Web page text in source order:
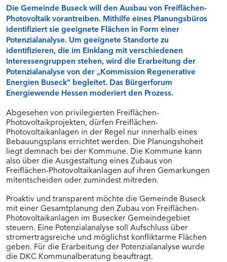
Online-Seminar
BÜRGERFOREN IN NORDHESSEN (RP KASSEL)
Alheim
Bad Zwesten
Dankerode
Eiterfeld
Grebenstein
Kalbach
Ottrau
Schrecksbach
Willingshausen
BÜRGERFOREN IN MITTELHESSEN (RP
GIESSEN)
Dornburg
Fernwald/Buseck/Gießen
Visualisierung
Langgöns
Marburg
Die Gemeinde Buseck will den Ausbau von Freiflächen-
Photovoltaik vorantreiben. Mithilfe eines Planungsbüros
identifiziert sie geeignete Flächen in Form einer
Potenzialanalyse. Um geeignete Standorte zu
identifizieren, die im Einklang mit verschiedenen
Interessengruppen stehen, wird die Erarbeitung der
Potenzialanalyse von der „Kommission Regenerative
Energien Buseck“ begleitet. Das Bürgerforum
Energiewende Hessen moderiert den Prozess.
Abgesehen von privilegierten Freiflächen-
Photovoltaikprojekten, dürfen Freiflächen-
Photovoltaikanlagen in der Regel nur innerhalb eines
Bebauungsplans errichtet werden. Die Planungshoheit
liegt demnach bei der Kommune. Die Kommune kann
also über die Ausgestaltung eines Zubaus von
Freiflächen-Photovoltaikanlagen auf ihren Gemarkungen
mitentscheiden oder zumindest mitreden.
Proaktiv und transparent möchte die Gemeinde Buseck
mit einer Gesamtplanung den Zubau von Freiflächen-
Photovoltaikanlagen im Busecker Gemeindegebiet
steuern. Eine Potenzialanalyse soll Aufschluss über
stromertragsreiche und möglichst konfliktarme Flächen
geben. Für die Erarbeitung der Potenzialanalyse wurde
die DKC Kommunalberatung beauftragt.